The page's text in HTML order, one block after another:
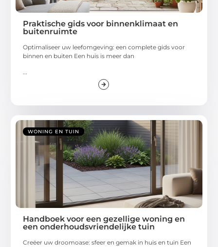
Praktische gids voor binnenklimaat en
buitenruimte
Optimaliseer uw leefomgeving: een complete gids voor
binnen en buiten Een huis is meer dan
WONING EN TUIN
Handboek voor een gezellige woning en
een onderhoudsvriendelijke tuin
Creëer uw droomoase: sfeer en gemak in huis en tuin Een